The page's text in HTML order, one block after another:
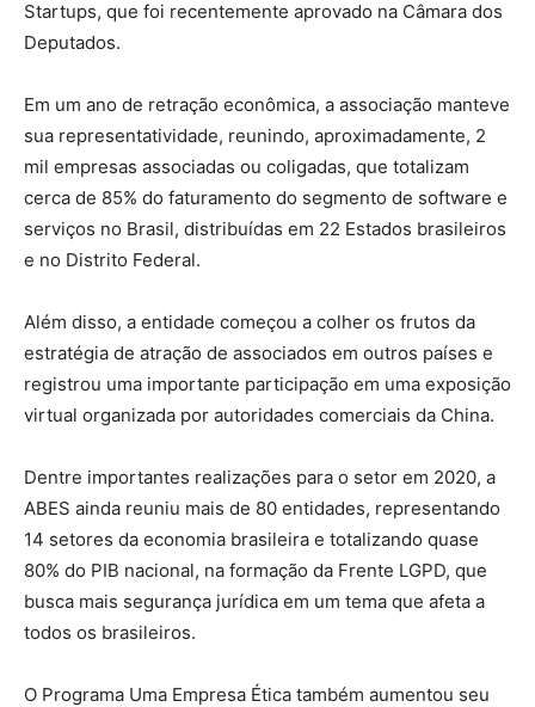
Startups, que foi recentemente aprovado na Câmara dos
Deputados.
Em um ano de retração econômica, a associação manteve
sua representatividade, reunindo, aproximadamente, 2
mil empresas associadas ou coligadas, que totalizam
cerca de 85% do faturamento do segmento de software e
serviços no Brasil, distribuídas em 22 Estados brasileiros
e no Distrito Federal.
Além disso, a entidade começou a colher os frutos da
estratégia de atração de associados em outros países e
registrou uma importante participação em uma exposição
virtual organizada por autoridades comerciais da China.
Dentre importantes realizações para o setor em 2020, a
ABES ainda reuniu mais de 80 entidades, representando
14 setores da economia brasileira e totalizando quase
80% do PIB nacional, na formação da Frente LGPD, que
busca mais segurança jurídica em um tema que afeta a
todos os brasileiros.
O Programa Uma Empresa Ética também aumentou seu